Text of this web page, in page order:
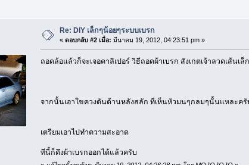
Re: DIY เล็กๆน้อยๆระบบเบรก
«ตอบกลับ #2 เมื่อ: มีนาคม 19, 2012, 04:23:51 pm »
ถอดล้อแล้วก็จะเจอคาลิเปอร์ วิธีถอดผ้าเบรก สังเกตเจ้าลวดเส้น
จากนั้นเอาใขควงดันด้านหลังสลัก ที่เห็นหัวมนๆกลมๆนั้นแหละครั
เตรียมเอาไปทำความสะอาด
ทีนี้ก็ดึงผ้าเบรกออกได้แล้วครับ